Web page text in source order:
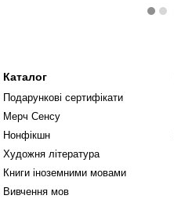
Каталог
Подарункові сертифікати
Мерч Сенсу
Нонфікшн
Художня література
Книги іноземними мовами
Вивчення мов